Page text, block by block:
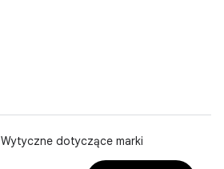
Wytyczne dotyczące marki